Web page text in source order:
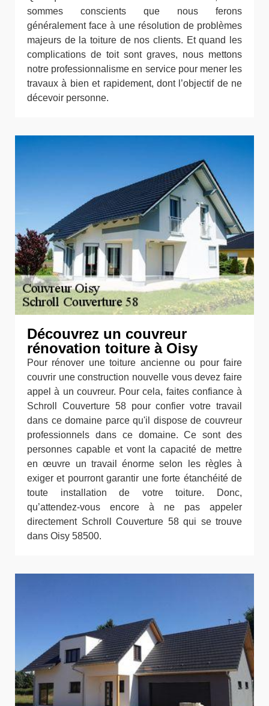
sommes conscients que nous ferons
généralement face à une résolution de problèmes
majeurs de la toiture de nos clients. Et quand les
complications de toit sont graves, nous mettons
notre professionnalisme en service pour mener les
travaux à bien et rapidement, dont l’objectif de ne
décevoir personne.
Découvrez un couvreur
rénovation toiture à Oisy
Pour rénover une toiture ancienne ou pour faire
couvrir une construction nouvelle vous devez faire
appel à un couvreur. Pour cela, faites confiance à
Schroll Couverture 58 pour confier votre travail
dans ce domaine parce qu'il dispose de couvreur
professionnels dans ce domaine. Ce sont des
personnes capable et vont la capacité de mettre
en œuvre un travail énorme selon les règles à
exiger et pourront garantir une forte étanchéité de
toute installation de votre toiture. Donc,
qu’attendez-vous encore à ne pas appeler
directement Schroll Couverture 58 qui se trouve
dans Oisy 58500.